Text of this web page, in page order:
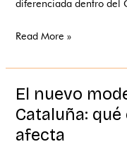
diferenciada dentro del
Read More »
El nuevo
Cataluña:
afecta
El
nuevo
de